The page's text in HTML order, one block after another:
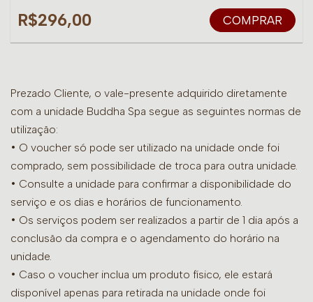
R$296,00 COMPRAR
Prezado Cliente, o vale-presente adquirido diretamente
com a unidade Buddha Spa segue as seguintes normas de
utilização:
• O voucher só pode ser utilizado na unidade onde foi
comprado, sem possibilidade de troca para outra unidade.
• Consulte a unidade para confirmar a disponibilidade do
serviço e os dias e horários de funcionamento.
• Os serviços podem ser realizados a partir de 1 dia após a
conclusão da compra e o agendamento do horário na
unidade.
• Caso o voucher inclua um produto físico, ele estará
disponível apenas para retirada na unidade onde foi